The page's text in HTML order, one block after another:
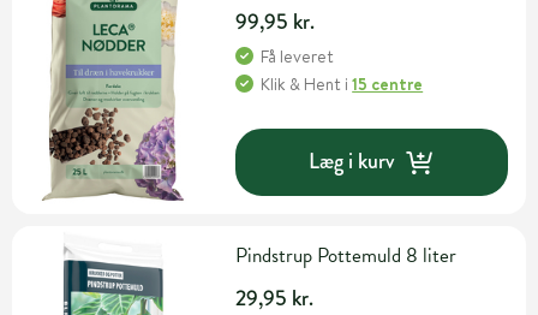
99,95 kr.
Få leveret
Klik & Hent i15 centre
Læg i kurv
Pindstrup Pottemuld 8 liter
29,95 kr.